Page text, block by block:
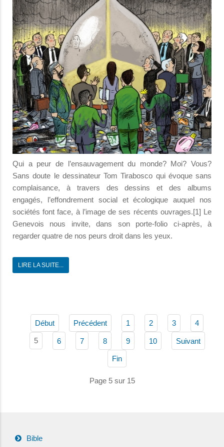
Qui a peur de l’ensauvagement du monde? Moi? Vous?
Sans doute le dessinateur Tom Tirabosco qui évoque sans
complaisance, à travers des dessins et des albums
engagés, l’effondrement social et écologique auquel nos
sociétés font face, à l’image de ses récents ouvrages.[1] Le
Genevois nous invite, dans son porte-folio ci-après, à
regarder quatre de nos peurs droit dans les yeux.
LIRE LA SUITE...
Début Précédent 1 2 3 4
5 6 7 8 9 10 Suivant
Fin
Page 5 sur 15
Bible